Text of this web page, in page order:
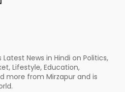
Latest News in Hindi on Politics,
Lifestyle, Education,
more from Mirzapur and is